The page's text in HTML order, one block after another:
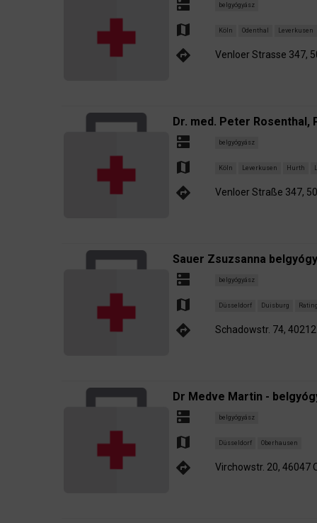
dns belgyógyász
map Köln Odenthal Leverkusen
directions Venloer Strasse 347,
Dr. med. Peter Rosenthal,
dns belgyógyász
map Köln Leverkusen Hurth
directions Venloer Straße 347,
Sauer Zsuzsanna
dns belgyógyász
map Düsseldorf Duisburg
directions Schadowstr. 74,
Dr Medve Martin -
dns belgyógyász
map Düsseldorf Oberhausen
directions Virchowstr. 20, 46047